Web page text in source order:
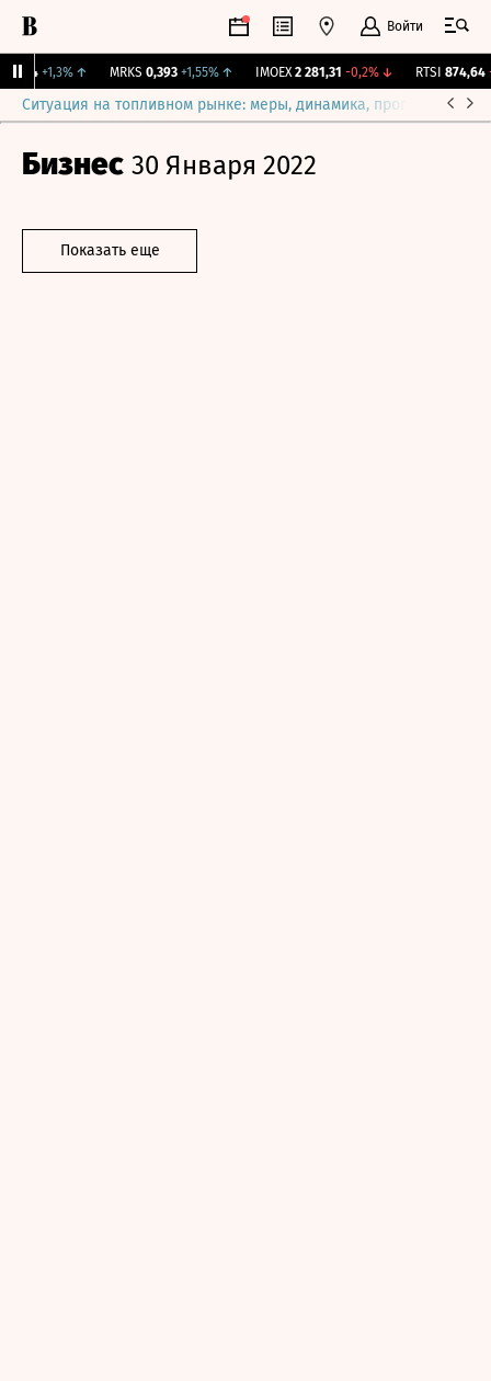
Войти
+1,3%↑ MRKS 0,393 +1,55%↑ IMOEX 2 281,31 -0,2%↓ RTSI 874,64 -
Ситуация на топливном рынке: меры, динамика, прогнозы
Бизнес 30 Января 2022
Показать еще